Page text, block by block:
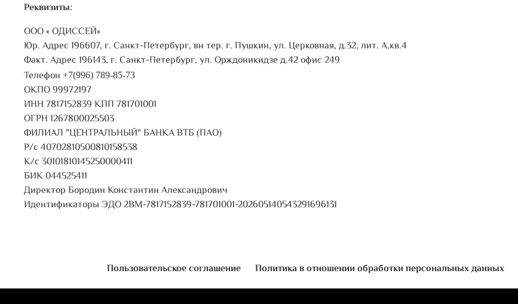
Реквизиты:
ООО « ОДИССЕЙ»
Юр. Адрес 196607, г. Санкт-Петербург, вн тер. г. Пушкин, ул. Церковная, д.32, лит. А,кв.4
Факт. Адрес 196143, г. Санкт-Петербург, ул. Орждоникидзе д.42 офис 249
Телефон +7(996) 789-85-73
ОКПО 99972197
ИНН 7817152839 КПП 781701001
ОГРН 1267800025503
ФИЛИАЛ "ЦЕНТРАЛЬНЫЙ" БАНКА ВТБ (ПАО)
Р/с 40702810500810158538
К/с 30101810145250000411
БИК 044525411
Директор Бородин Константин Александрович
Идентификаторы ЭДО 2BM-7817152839-781701001-202605140543291696131
Пользовательское соглашение Политика в отношении обработки персональных данных